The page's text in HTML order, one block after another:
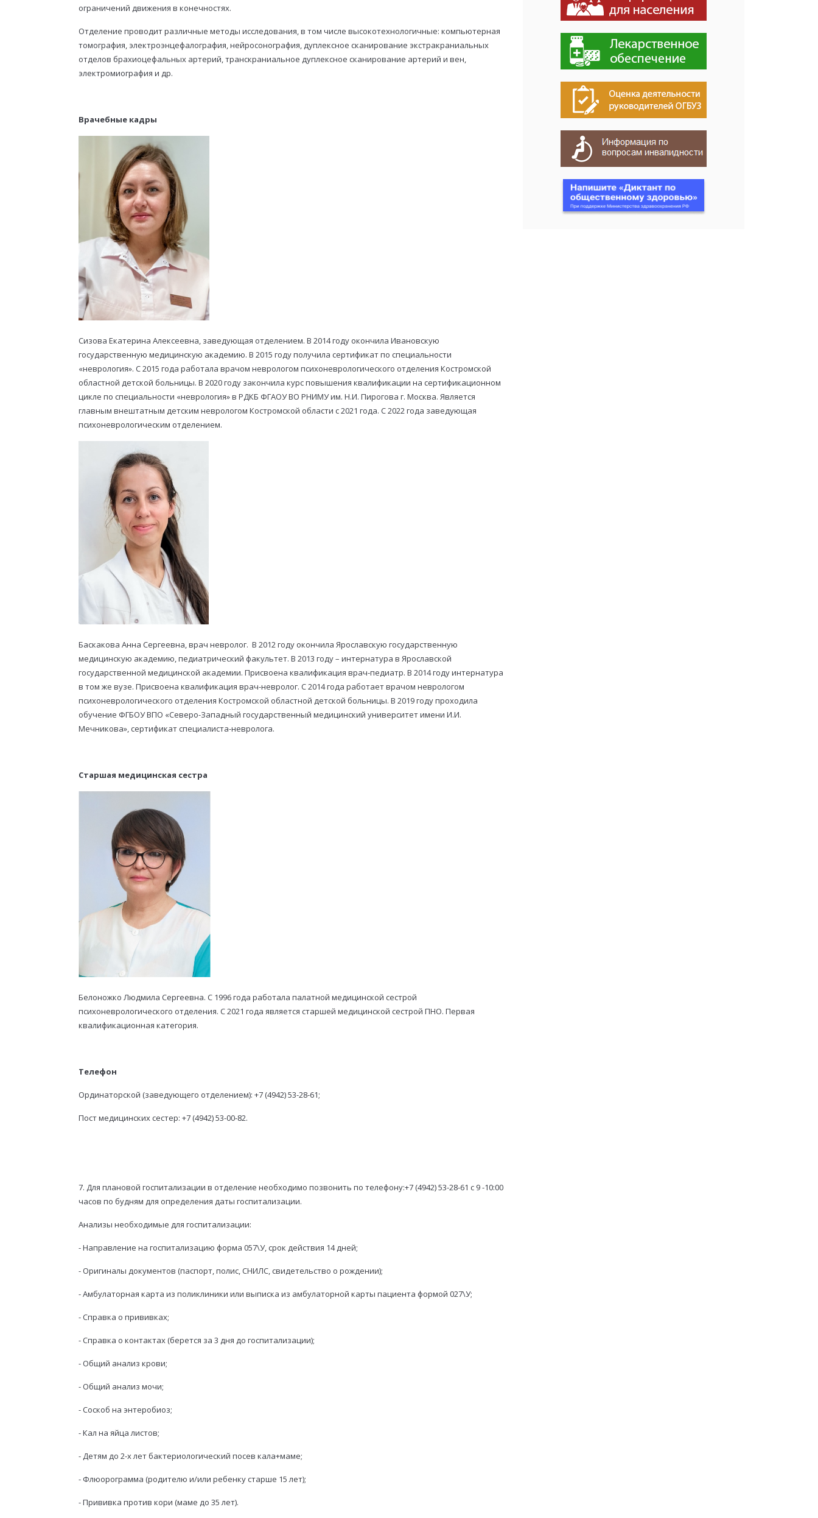
ограничений движения в конечностях.
Отделение проводит различные методы исследования, в том числе высокотехнологичные: компьютерная
томография, электроэнцефалография, нейросонография, дуплексное сканирование экстракраниальных
отделов брахиоцефальных артерий, транскраниальное дуплексное сканирование артерий и вен,
электромиография и др.
Врачебные кадры
Сизова Екатерина Алексеевна, заведующая отделением. В 2014 году окончила Ивановскую
государственную медицинскую академию. В 2015 году получила сертификат по специальности
«неврология». С 2015 года работала врачом неврологом психоневрологического отделения Костромской
областной детской больницы. В 2020 году закончила курс повышения квалификации на сертификационном
цикле по специальности «неврология» в РДКБ ФГАОУ ВО РНИМУ им. Н.И. Пирогова г. Москва. Является
главным внештатным детским неврологом Костромской области с 2021 года. С 2022 года заведующая
психоневрологическим отделением.
Баскакова Анна Сергеевна, врач невролог. В 2012 году окончила Ярославскую государственную
медицинскую академию, педиатрический факультет. В 2013 году – интернатура в Ярославской
государственной медицинской академии. Присвоена квалификация врач-педиатр. В 2014 году интернатура
в том же вузе. Присвоена квалификация врач-невролог. С 2014 года работает врачом неврологом
психоневрологического отделения Костромской областной детской больницы. В 2019 году проходила
обучение ФГБОУ ВПО «Северо-Западный государственный медицинский университет имени И.И.
Мечникова», сертификат специалиста-невролога.
Старшая медицинская сестра
Белоножко Людмила Сергеевна. С 1996 года работала палатной медицинской сестрой
психоневрологического отделения. С 2021 года является старшей медицинской сестрой ПНО. Первая
квалификационная категория.
Телефон
Ординаторской (заведующего отделением): +7 (4942) 53-28-61;
Пост медицинских сестер: +7 (4942) 53-00-82.
7. Для плановой госпитализации в отделение необходимо позвонить по телефону:+7 (4942) 53-28-61 с 9 -10:00
часов по будням для определения даты госпитализации.
Анализы необходимые для госпитализации:
- Направление на госпитализацию форма 057\У, срок действия 14 дней;
- Оригиналы документов (паспорт, полис, СНИЛС, свидетельство о рождении);
- Амбулаторная карта из поликлиники или выписка из амбулаторной карты пациента формой 027\У;
- Справка о прививках;
- Справка о контактах (берется за 3 дня до госпитализации);
- Общий анализ крови;
- Общий анализ мочи;
- Соскоб на энтеробиоз;
- Кал на яйца листов;
- Детям до 2-х лет бактериологический посев кала+маме;
- Флюорограмма (родителю и/или ребенку старше 15 лет);
- Прививка против кори (маме до 35 лет).